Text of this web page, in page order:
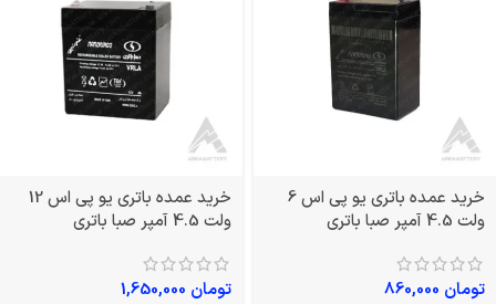
خرید عمده باتری یو پی اس 6
ولت 4.5 آمپر صبا باتری
تومان
خرید عمده باتری یو پی اس 12
ولت 4.5 آمپر صبا باتری
تومان